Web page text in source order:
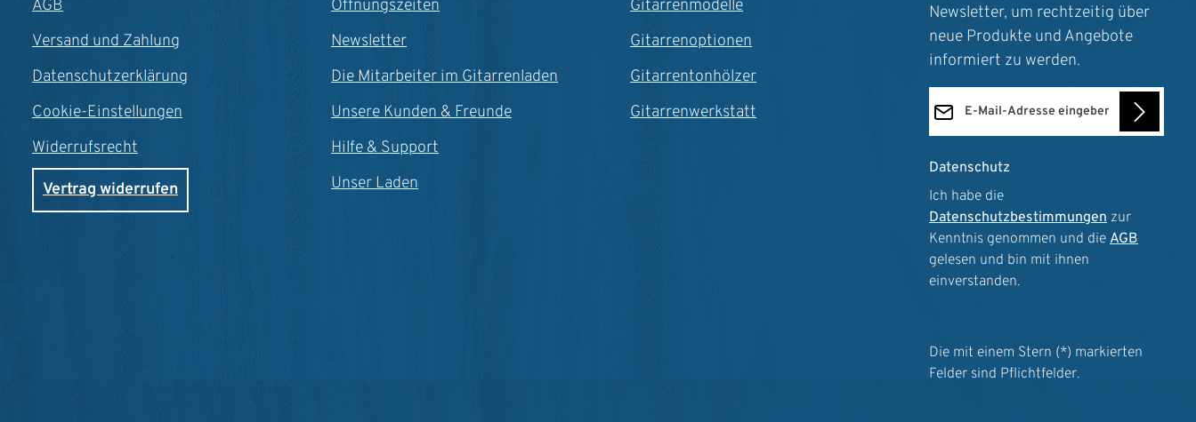
AGB
Versand und Zahlung
Datenschutzerklärung
Cookie-Einstellungen
Widerrufsrecht
Vertrag widerrufen
Öffnungszeiten
Newsletter
Die Mitarbeiter im Gitarrenladen
Unsere Kunden & Freunde
Hilfe & Support
Unser Laden
Gitarrenmodelle
Gitarrenoptionen
Gitarrentonhölzer
Gitarrenwerkstatt
Newsletter, um rechtzeitig über
neue Produkte und Angebote
informiert zu werden.
Datenschutz
Ich habe die
Datenschutzbestimmungen zur
Kenntnis genommen und die AGB
gelesen und bin mit ihnen
einverstanden.
Die mit einem Stern (*) markierten
Felder sind Pflichtfelder.